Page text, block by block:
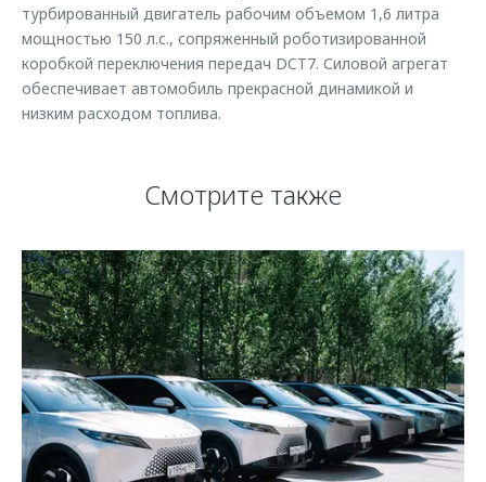
турбированный двигатель рабочим объемом 1,6 литра
мощностью 150 л.с., сопряженный роботизированной
коробкой переключения передач DCT7. Силовой агрегат
обеспечивает автомобиль прекрасной динамикой и
низким расходом топлива.
Смотрите также